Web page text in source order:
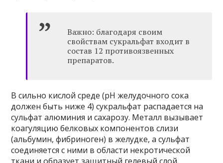
Важно: благодаря своим
свойствам сукральфат входит в
состав 12 противоязвенных
препаратов.
В сильно кислой среде (pH желудочного сока
должен быть ниже 4) сукральфат распадается на
сульфат алюминия и сахарозу. Металл вызывает
коагуляцию белковых компонентов слизи
(альбумин, фибриноген) в желудке, а сульфат
соединяется с ними в области некротической
ткани и образует защитный гелевый слой.